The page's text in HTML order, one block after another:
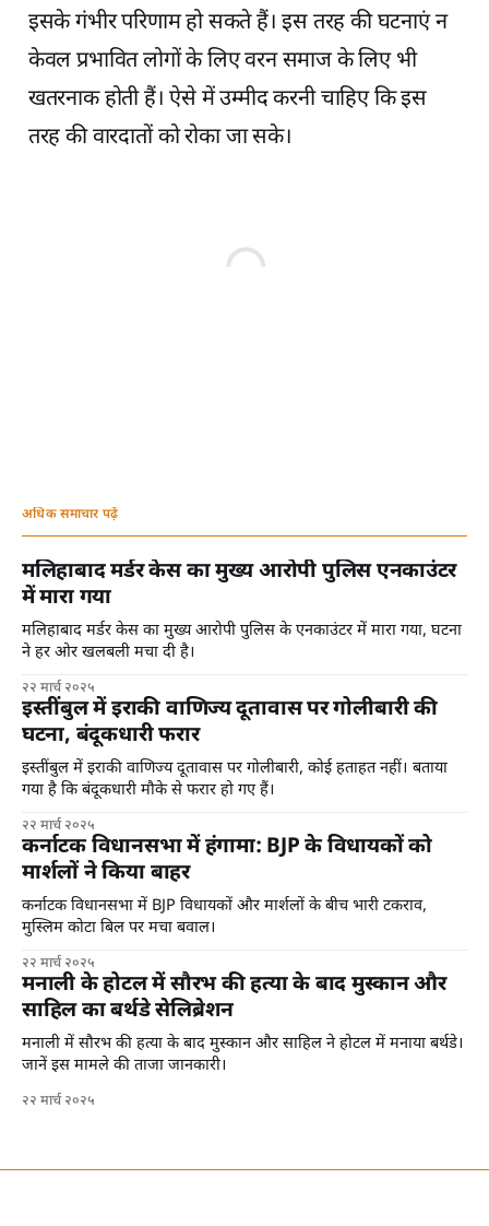
इसके गंभीर परिणाम हो सकते हैं। इस तरह की घटनाएं न
केवल प्रभावित लोगों के लिए वरन समाज के लिए भी
खतरनाक होती हैं। ऐसे में उम्मीद करनी चाहिए कि इस
तरह की वारदातों को रोका जा सके।
अधिक समाचार पढ़ें
मलिहाबाद मर्डर केस का मुख्य आरोपी पुलिस एनकाउंटर
में मारा गया
मलिहाबाद मर्डर केस का मुख्य आरोपी पुलिस के एनकाउंटर में मारा गया, घटना
ने हर ओर खलबली मचा दी है।
२२ मार्च २०२५
इस्तींबुल में इराकी वाणिज्य दूतावास पर गोलीबारी की
घटना, बंदूकधारी फरार
इस्तींबुल में इराकी वाणिज्य दूतावास पर गोलीबारी, कोई हताहत नहीं। बताया
गया है कि बंदूकधारी मौके से फरार हो गए हैं।
२२ मार्च २०२५
कर्नाटक विधानसभा में हंगामा: BJP के विधायकों को
मार्शलों ने किया बाहर
कर्नाटक विधानसभा में BJP विधायकों और मार्शलों के बीच भारी टकराव,
मुस्लिम कोटा बिल पर मचा बवाल।
२२ मार्च २०२५
मनाली के होटल में सौरभ की हत्या के बाद मुस्कान और
साहिल का बर्थडे सेलिब्रेशन
मनाली में सौरभ की हत्या के बाद मुस्कान और साहिल ने होटल में मनाया बर्थडे।
जानें इस मामले की ताजा जानकारी।
२२ मार्च २०२५